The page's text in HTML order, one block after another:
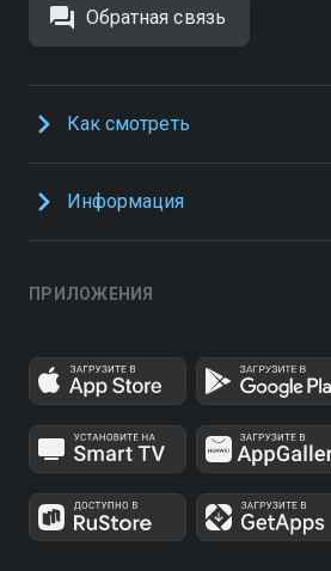
Обратная связь
Как смотреть
Информация
ПРИЛОЖЕНИЯ